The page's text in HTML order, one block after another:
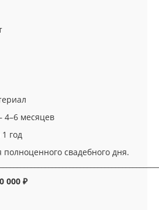
4–6 месяцев
год
свадебного дня.
000 ₽